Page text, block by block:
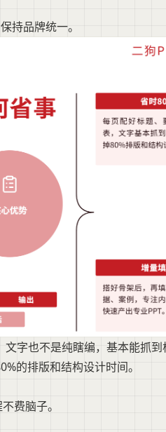
持品牌统一。
字也不是纯瞎编，基本能抓
的排版和结构设计时间。
费脑子。